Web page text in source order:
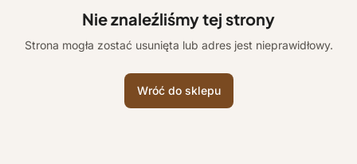
Nie znaleźliśmy tej strony
Strona mogła zostać usunięta lub adres jest nieprawidłowy.
Wróć do sklepu